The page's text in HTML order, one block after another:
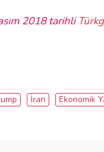
2018 tarihli
İran Ekonomik